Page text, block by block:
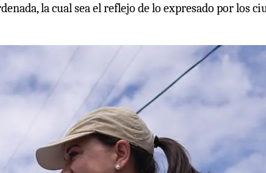
la cual sea el reflejo de lo expresado por los